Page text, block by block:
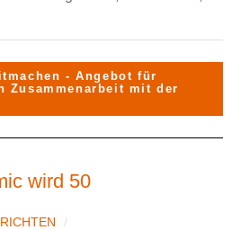
- Angebot für
Zusammenarbeit mit der
wird 50